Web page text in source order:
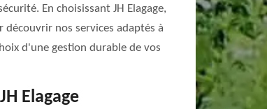
En choisissant JH Elagage,
nos services adaptés à
d'une gestion durable de vos
Elagage